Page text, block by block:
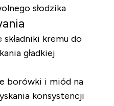
słodzika
kremu do
gładkiej
borówki i miód na
konsystencji